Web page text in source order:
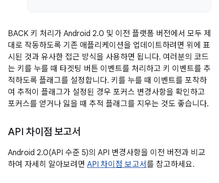
BACK 키 처리가 Android 2.0 및 이전 플랫폼 버전에서 모두 제
대로 작동하도록 기존 애플리케이션을 업데이트하려면 위에 표
시된 것과 유사한 접근 방식을 사용하면 됩니다. 여러분의 코드
는 키를 누를 때 타겟팅 버튼 이벤트를 처리하고 키 이벤트를 추
적하도록 플래그를 설정합니다. 키를 누를 때 이벤트를 포착하
여 추적이 플래그가 설정된 경우 포커스 변경사항을 확인하고
포커스를 얻거나 잃을 때 추적 플래그를 지우는 것도 좋습니다.
API 차이점 보고서
Android 2.0(API 수준 5)의 API 변경사항을 이전 버전과 비교
하여 자세히 알아보려면 API 차이점 보고서를 참고하세요.